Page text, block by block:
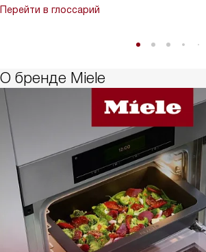
Перейти в глоссарий
О бренде Miele